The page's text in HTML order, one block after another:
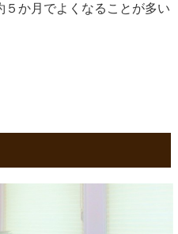
か月でよくなることが多い